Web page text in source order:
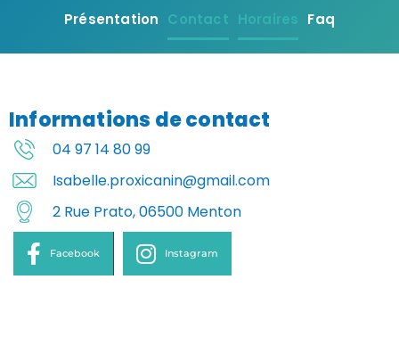
Présentation Contact Horaires Faq
Informations de contact
04 97 14 80 99
Isabelle.proxicanin@gmail.com
2 Rue Prato, 06500 Menton
Facebook Instagram